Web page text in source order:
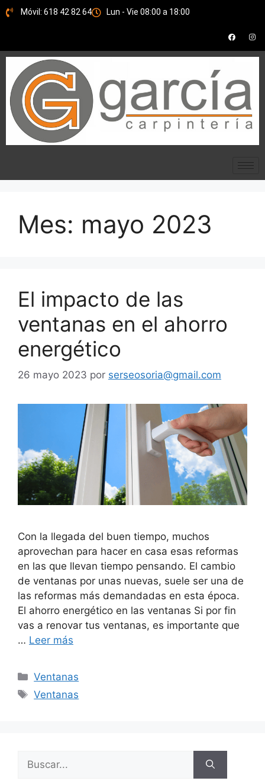
Móvil: 618 42 82 64 Lun - Vie 08:00 a 18:00
Mes: mayo 2023
El impacto de las
ventanas en el ahorro
energético
26 mayo 2023 por serseosoria@gmail.com
Con la llegada del buen tiempo, muchos
aprovechan para hacer en casa esas reformas
en las que llevan tiempo pensando. El cambio
de ventanas por unas nuevas, suele ser una de
las reformas más demandadas en esta época.
El ahorro energético en las ventanas Si por fin
vas a renovar tus ventanas, es importante que
… Leer más
Ventanas
Ventanas